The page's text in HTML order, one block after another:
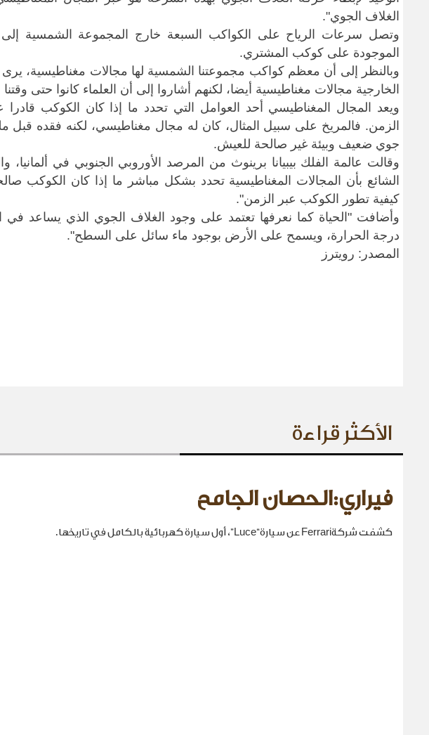
الغلاف الجوي".
الموجودة على كوكب المشتري.
وبالنظر إلى أن معظم كواكب مجموعتنا الشمسية لها مجالات مغناطيسية،
الخارجية مجالات مغناطيسية أيضا، لكنهم أشاروا إلى أن العلماء كانوا حتى
ويعد المجال المغناطيسي أحد العوامل التي تحدد ما إذا كان الكوكب
الزمن. فالمريخ على سبيل المثال، كان له مجال مغناطيسي، لكنه فقده قبل
جوي ضعيف وبيئة غير صالحة للعيش.
وقالت عالمة الفلك بيبيانا برينوث من المرصد الأوروبي الجنوبي في
الشائع بأن المجالات المغناطيسية تحدد بشكل مباشر ما إذا كان الكوكب
كيفية تطور ​الكوكب عبر الزمن".
وأضافت "الحياة كما نعرفها تعتمد على وجود الغلاف الجوي الذي
درجة الحرارة، ويسمح على الأرض بوجود ماء سائل على السطح".
المصدر: رويترز
الأكثر قراءة
فيراري:الحصان الجامح
كشفت شركةFerrari عن سيارة“Luce”، أول سيارة كهربائية بالكامل في تاريخها.